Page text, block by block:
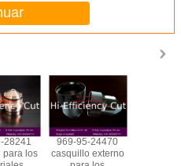
28241
para los
969-95-24470
casquillo externo